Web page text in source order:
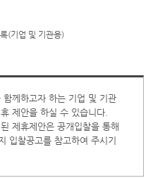
(기업 및 기관용)
께하고자 하는 기업 및 기관
제안을 하실 수 있습니다.
제휴제안은 공개입찰을 통해
입찰공고를 참고하여 주시기